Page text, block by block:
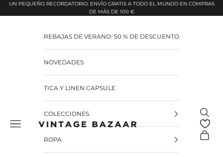
Pular para o conteúdo
UN PEQUEÑO RECORDATORIO: ENVÍO GRATIS A TODO EL MUNDO EN COMPRAS
DE MÁS DE 100 €
Vintage Bazaar
REBAJAS DE VERANO: 50 % DE DESCUENTO
NOVEDADES
TICA Y LINEN CAPSULE
COLECCIONES
ROPA